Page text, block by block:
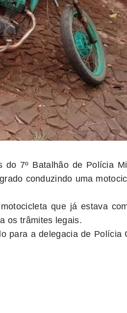
do 7º Batalhão de Polícia
conduzindo uma
que já estava
os trâmites legais.
para a delegacia de Polícia